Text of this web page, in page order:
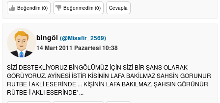
Beğendim (0) Beğenmedim (0) Cevapla
bingöl (@Misafir_2569)
14 Mart 2011 Pazartesi 10:38
SİZİ DESTEKLİYORUZ BİNGÖLÜMÜZ İÇİN SİZİ BİR ŞANS OLARAK
GÖRÜYORUZ. AYİNESİ İSTİR KİSİNİN LAFA BAKİLMAZ SAHSİN GORUNUR
RUTBE İ AKLİ ESERİNDE ... KİŞİNİN LAFA BAKILMAZ. ŞAHSIN GÖRÜNÜR
RÜTBE-İ AKLI ESERİNDE' ...